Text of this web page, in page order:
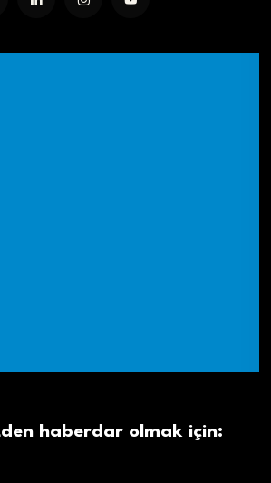
haberdar olmak için: